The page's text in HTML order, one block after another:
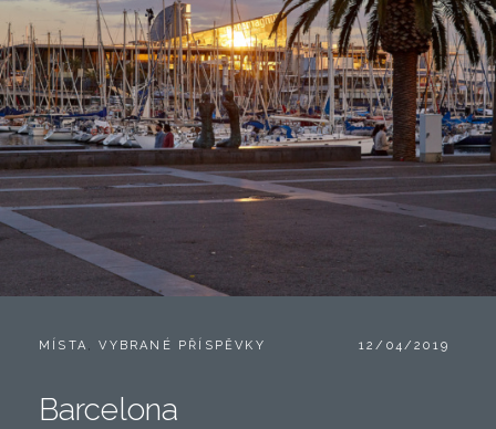
CATEGORIES:
MÍSTA ,VYBRANÉ PŘÍSPĚVKY
POSTED
12/04/2019
Barcelona